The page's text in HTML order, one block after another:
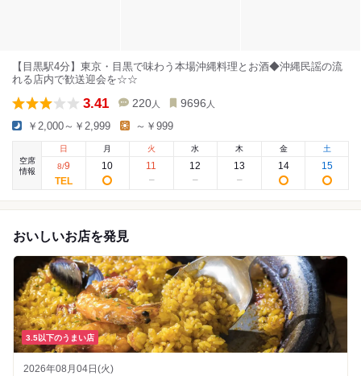
【目黒駅4分】東京・目黒で味わう本場沖縄料理とお酒◆沖縄民謡の流
れる店内で歓送迎会を☆☆
3.41 220 人 9696 人
￥2,000～￥2,999 ～￥999
空席
情報
日
8/9
月
10
火
11
水
12
木
13
金
14
土
15
おいしいお店を発見
3.5以下のうまい店
2026年08月04日(火)